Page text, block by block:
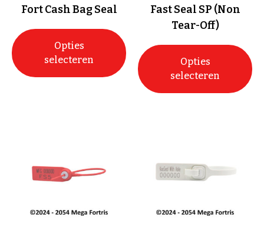
Fort Cash Bag Seal
Opties
selecteren
Fast Seal SP (Non
Tear-Off)
Opties
selecteren